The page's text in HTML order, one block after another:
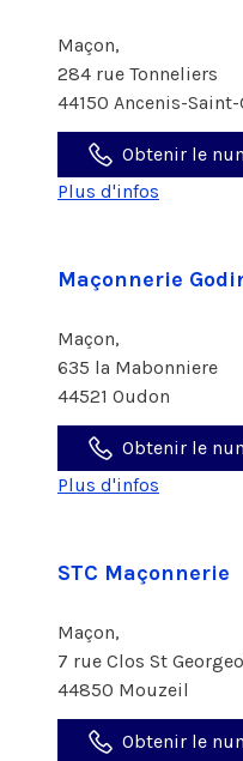
Maçon,
284 rue Tonneliers
44150 Ancenis-Saint-
Obtenir le
Plus d'infos
Maçonnerie
Maçon,
635 la Mabonniere
44521 Oudon
Obtenir le
Plus d'infos
STC Maçonnerie
Maçon,
7 rue Clos St
44850 Mouzeil
Obtenir le